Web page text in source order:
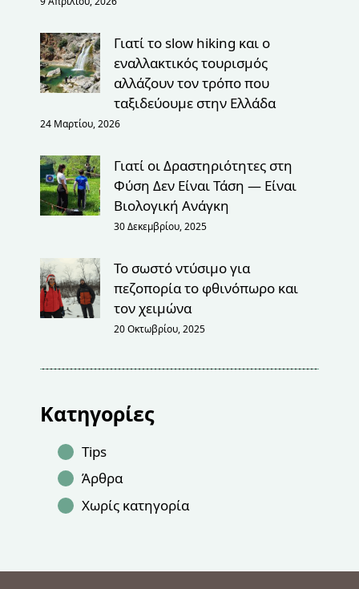
Γιατί το slow hiking και ο
εναλλακτικός τουρισμός
αλλάζουν τον τρόπο που
ταξιδεύουμε στην Ελλάδα
24 Μαρτίου, 2026
Γιατί οι Δραστηριότητες στη
Φύση Δεν Είναι Τάση — Είναι
Βιολογική Ανάγκη
30 Δεκεμβρίου, 2025
Το σωστό ντύσιμο για
πεζοπορία το φθινόπωρο και
τον χειμώνα
20 Οκτωβρίου, 2025
Κατηγορίες
Tips
Άρθρα
Χωρίς κατηγορία